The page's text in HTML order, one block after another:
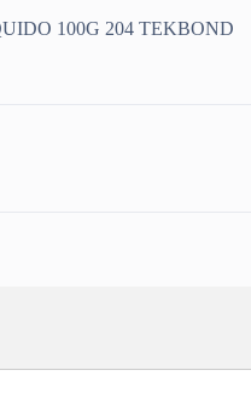
100G 204 TEKBOND